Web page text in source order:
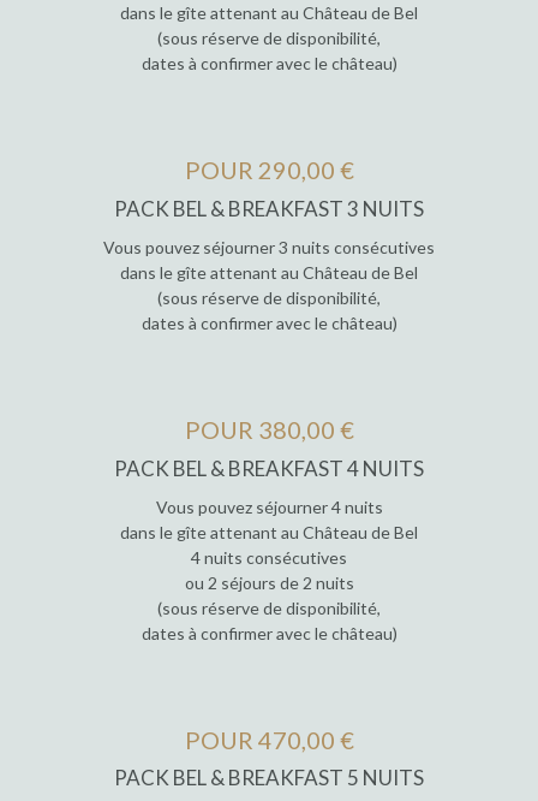
dans le gîte attenant au Château de Bel
(sous réserve de disponibilité,
dates à confirmer avec le château)
POUR 290,00 €
PACK BEL & BREAKFAST 3 NUITS
Vous pouvez séjourner 3 nuits consécutives
dans le gîte attenant au Château de Bel
(sous réserve de disponibilité,
dates à confirmer avec le château)
POUR 380,00 €
PACK BEL & BREAKFAST 4 NUITS
Vous pouvez séjourner 4 nuits
dans le gîte attenant au Château de Bel
4 nuits consécutives
ou 2 séjours de 2 nuits
(sous réserve de disponibilité,
dates à confirmer avec le château)
POUR 470,00 €
PACK BEL & BREAKFAST 5 NUITS